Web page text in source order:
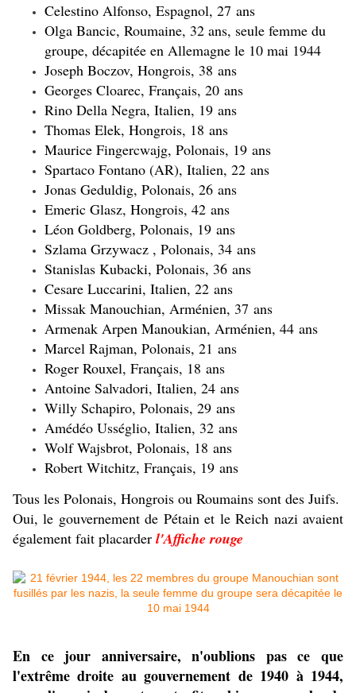
Celestino Alfonso, Espagnol, 27 ans
Olga Bancic, Roumaine, 32 ans, seule femme du
groupe, décapitée en Allemagne le 10 mai 1944
Joseph Boczov, Hongrois, 38 ans
Georges Cloarec, Français, 20 ans
Rino Della Negra, Italien, 19 ans
Thomas Elek, Hongrois, 18 ans
Maurice Fingercwajg, Polonais, 19 ans
Spartaco Fontano (AR), Italien, 22 ans
Jonas Geduldig, Polonais, 26 ans
Emeric Glasz, Hongrois, 42 ans
Léon Goldberg, Polonais, 19 ans
Szlama Grzywacz , Polonais, 34 ans
Stanislas Kubacki, Polonais, 36 ans
Cesare Luccarini, Italien, 22 ans
Missak Manouchian, Arménien, 37 ans
Armenak Arpen Manoukian, Arménien, 44 ans
Marcel Rajman, Polonais, 21 ans
Roger Rouxel, Français, 18 ans
Antoine Salvadori, Italien, 24 ans
Willy Schapiro, Polonais, 29 ans
Amédéo Usséglio, Italien, 32 ans
Wolf Wajsbrot, Polonais, 18 ans
Robert Witchitz, Français, 19 ans
Tous les Polonais, Hongrois ou Roumains sont des Juifs.
Oui, le gouvernement de Pétain et le Reich nazi avaient
également fait placarder l'Affiche rouge
En ce jour anniversaire, n'oublions pas ce que
l'extrême droite au gouvernement de 1940 à 1944,